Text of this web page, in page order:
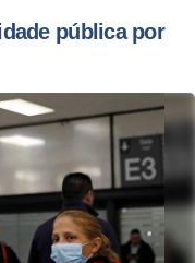
pública por